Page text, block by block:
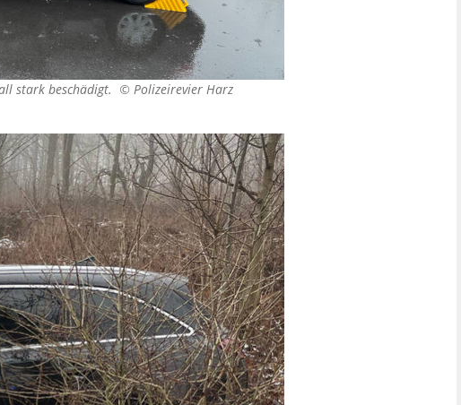
stark beschädigt. © Polizeirevier Harz